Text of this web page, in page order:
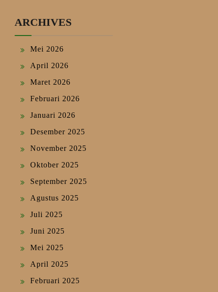
ARCHIVES
Mei 2026
April 2026
Maret 2026
Februari 2026
Januari 2026
Desember 2025
November 2025
Oktober 2025
September 2025
Agustus 2025
Juli 2025
Juni 2025
Mei 2025
April 2025
Februari 2025